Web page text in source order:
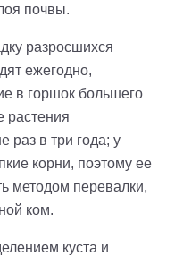
почвы.
разросшихся
ежегодно,
в горшок большего
растения
раз в три года; у
корни, поэтому ее
методом перевалки,
ком.
куста и